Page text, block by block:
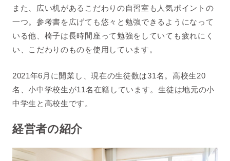
また、広い机があるこだわりの自習室も人気ポイントの
一つ。参考書を広げても悠々と勉強できるようになって
いる他、椅子は長時間座って勉強をしていても疲れにく
い、こだわりのものを使用しています。
2021年6月に開業し、現在の生徒数は31名。高校生20
名、小中学校生が11名在籍しています。生徒は地元の小
中学生と高校生です。
経営者の紹介